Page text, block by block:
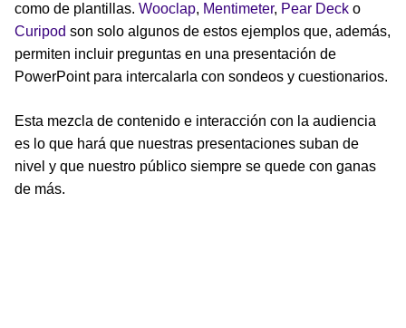
como de plantillas. Wooclap, Mentimeter, Pear Deck o
Curipod son solo algunos de estos ejemplos que, además,
permiten incluir preguntas en una presentación de
PowerPoint para intercalarla con sondeos y cuestionarios.
Esta mezcla de contenido e interacción con la audiencia
es lo que hará que nuestras presentaciones suban de
nivel y que nuestro público siempre se quede con ganas
de más.